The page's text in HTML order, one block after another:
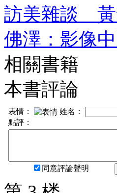
訪美雜談 黃
佛澤：影像
相關書籍
本書評論
表情： 姓名：
點評：
同意評論聲明